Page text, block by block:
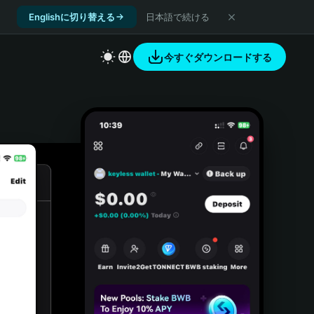
Englishに切り替える 日本語で続ける
今すぐダウンロードする